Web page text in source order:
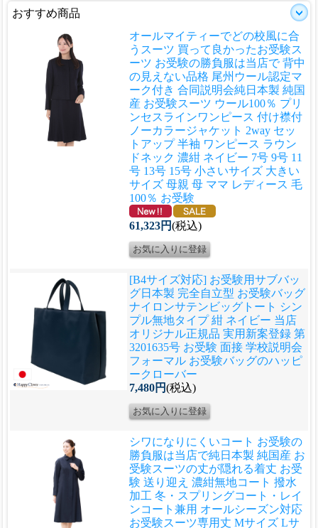
おすすめ商品
オールマイティーでどの校風に合
うスーツ 買って良かったお受験ス
ーツ お受験の勝負服は当店で 背中
の見えない品格 尾州ウール認定マ
ーク付き 合同説明会純日本製 純国
産 お受験スーツ ウール100％ プリ
ンセスラインワンピース 付け襟付
ノーカラージャケット 2way セッ
トアップ 半袖 ワンピース ラウン
ドネック 濃紺 ネイビー 7号 9号 11
号 13号 15号 小さいサイズ 大きい
サイズ 母親 母 ママ レディース 毛
100％ お受験
61,323円(税込)
[B4サイズ対応] お受験用サブバッ
グ日本製 完全自立型 お受験バッグ
ナイロンサテンビッグトート シン
プル無地タイプ 紺 ネイビー 当店
オリジナル正規品 実用新案登録 第
3201635号 お受験 面接 学校説明会
フォーマル お受験バッグのハッピ
ークローバー
7,480円(税込)
シワになりにくいコート お受験の
勝負服は当店で純日本製 純国産 お
受験スーツの丈が隠れる着丈 お受
験 送り迎え 濃紺無地コート 撥水
加工 冬・スプリングコート・レイ
ンコート兼用 オールシーズン対応
お受験スーツ専用丈 Mサイズ Lサ